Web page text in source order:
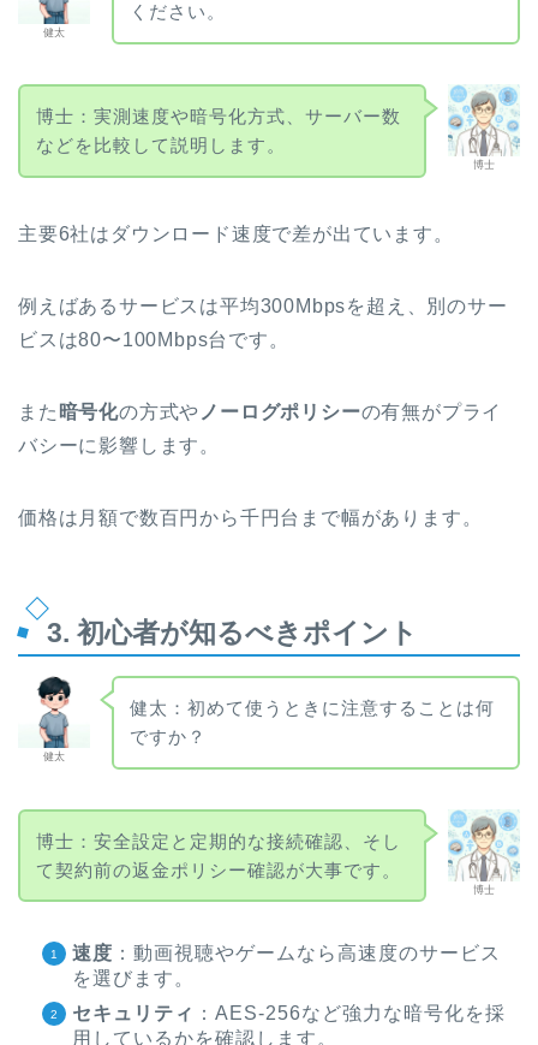
健太
ください。
博士
博士：実測速度や暗号化方式、サーバー数
などを比較して説明します。
主要6社はダウンロード速度で差が出ています。
例えばあるサービスは平均300Mbpsを超え、別のサー
ビスは80〜100Mbps台です。
また 暗号化の方式や ノーログポリシーの有無がプライ
バシーに影響します。
価格は月額で数百円から千円台まで幅があります。
3. 初心者が知るべきポイント
健太
健太：初めて使うときに注意することは何
ですか？
博士
博士：安全設定と定期的な接続確認、そし
て契約前の返金ポリシー確認が大事です。
速度 ：動画視聴やゲームなら高速度のサービス
を選びます。
セキュリティ ：AES-256など強力な暗号化を採
用しているかを確認します。